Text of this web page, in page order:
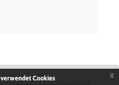
Cookies x